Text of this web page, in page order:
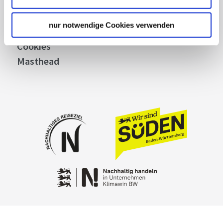
nur notwendige Cookies verwenden
Privacy policy
Contact
Cookies
Masthead